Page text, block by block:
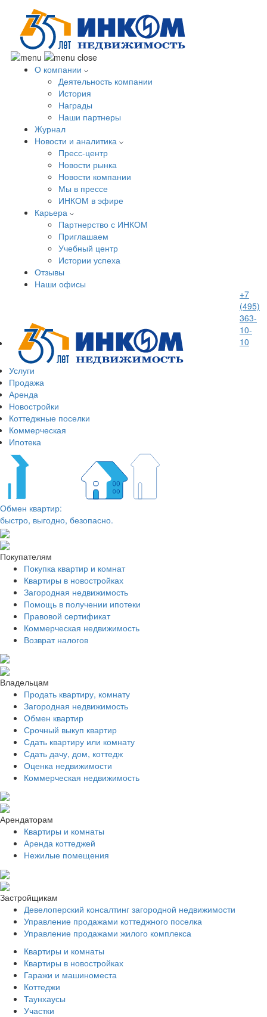
О компании
Деятельность компании
История
Награды
Наши партнеры
Журнал
Новости и аналитика
Пресс-центр
Новости рынка
Новости компании
Мы в прессе
ИНКОМ в эфире
Карьера
Партнерство с ИНКОМ
Приглашаем
Учебный центр
Истории успеха
Отзывы
Наши офисы
+7
(495)
363-
10-
10
Услуги
Продажа
Аренда
Новостройки
Коттеджные поселки
Коммерческая
Ипотека
Обмен квартир:
быстро, выгодно, безопасно.
Покупателям
Покупка квартир и комнат
Квартиры в новостройках
Загородная недвижимость
Помощь в получении ипотеки
Правовой сертификат
Коммерческая недвижимость
Возврат налогов
Владельцам
Продать квартиру, комнату
Загородная недвижимость
Обмен квартир
Срочный выкуп квартир
Сдать квартиру или комнату
Сдать дачу, дом, коттедж
Оценка недвижимости
Коммерческая недвижимость
Арендаторам
Квартиры и комнаты
Аренда коттеджей
Нежилые помещения
Застройщикам
Девелоперский консалтинг загородной недвижимости
Управление продажами коттеджного поселка
Управление продажами жилого комплекса
Квартиры и комнаты
Квартиры в новостройках
Гаражи и машиноместа
Коттеджи
Таунхаусы
Участки